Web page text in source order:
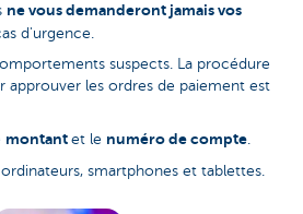
ne vous demanderont jamais vos
d'urgence.
suspects. La procédure
approuver les ordres de paiement est
montant et le numéro de compte.
smartphones et tablettes.